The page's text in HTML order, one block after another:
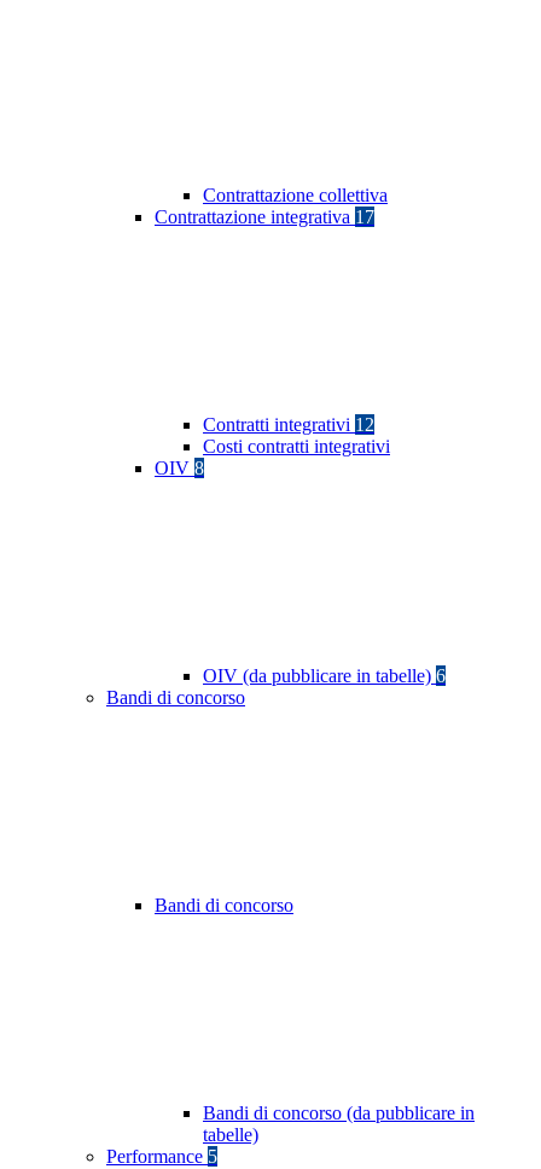
Contrattazione collettiva
Contrattazione integrativa 17
Contratti integrativi 12
Costi contratti integrativi
OIV 8
OIV (da pubblicare in tabelle) 6
Bandi di concorso
Bandi di concorso
Bandi di concorso (da pubblicare in
tabelle)
Performance 5